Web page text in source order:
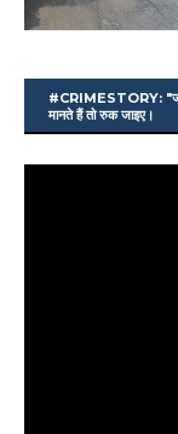
#CRIMESTORY: "जर,
मानते हैं तो रुक जाइए।